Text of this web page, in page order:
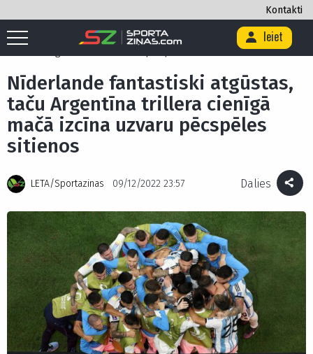
Kontakti
Ieiet
Sākums / Nīderlande fantastiski atgūstas, taču Argentīna
Nīderlande fantastiski atgūstas,
taču Argentīna trillera cienīgā
mačā izcīna uzvaru pēcspēles
sitienos
LETA/Sportazinas 09/12/2022 23:57 Dalies